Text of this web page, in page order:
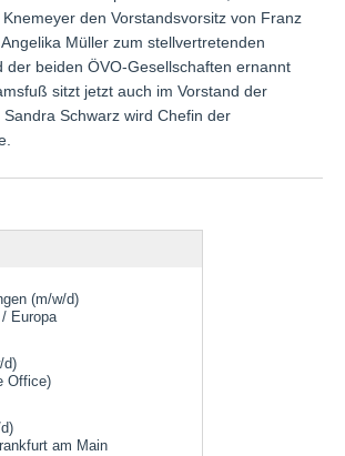
den Vorstandsvorsitz von Franz
Müller zum stellvertretenden
der beiden ÖVO-Gesellschaften ernannt
sitzt jetzt auch im Vorstand der
Schwarz wird Chefin der
(m/w/d)
Europa
d)
Office)
am Main